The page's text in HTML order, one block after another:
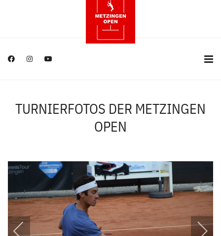
TURNIERFOTOS DER METZINGEN
OPEN